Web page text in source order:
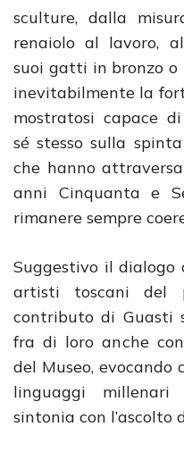
sculture, dalla
renaiolo al lavoro,
suoi gatti in bronzo
inevitabilmente la
mostratosi capace
sé stesso sulla
che hanno
anni Cinquanta e
rimanere sempre
Suggestivo il dialogo
artisti toscani del
contributo di Guasti
fra di loro anche con
del Museo, evocando
linguaggi
sintonia con l’ascolto